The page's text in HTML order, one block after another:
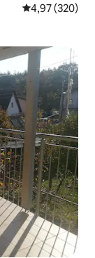
Évaluation
4,97 (320)